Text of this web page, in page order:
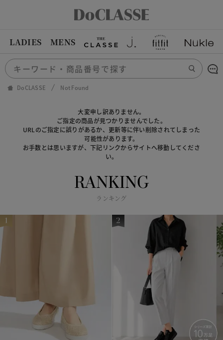
LADIES MENS
DoCLASSE Not Found
大変申し訳ありません。
ご指定の商品が見つかりませんでした。
URLのご指定に誤りがあるか、更新等に伴い削除されてしまった
可能性があります。
お手数とは思いますが、下記リンクからサイトへ移動してくださ
い。
RANKING
ランキング